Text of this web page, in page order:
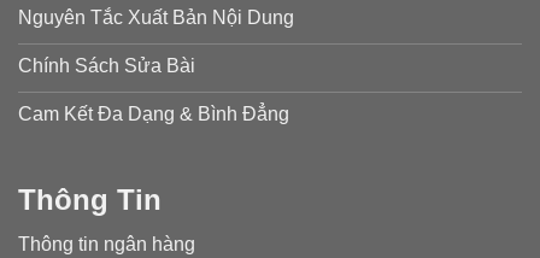
Nguyên Tắc Xuất Bản Nội Dung
Chính Sách Sửa Bài
Cam Kết Đa Dạng & Bình Đẳng
Thông Tin
Thông tin ngân hàng